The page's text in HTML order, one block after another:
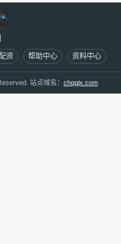
资 帮助中心 资料中心
站点域名： chqgjx.com